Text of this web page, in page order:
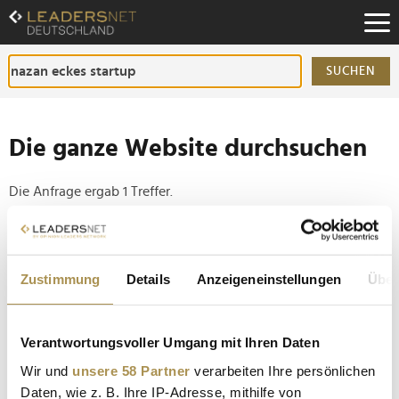
Zustimmung Details Anzeigeneinstellungen
Verantwortungsvoller Umgang mit Ihren Daten
Wir und unsere 58 Partner verarbeiten Ihre persönlichen
Daten, wie z. B. Ihre IP-Adresse, mithilfe von
Zum
Inhalt
Zur
Fußzeilen-
Navigation
SUCHEN
Die ganze Website durchsuchen
Die Anfrage ergab 1 Treffer.
Tipp
Seiten suchen, die genau diese Wortgruppe enthalten:
Nazan Eckes wird Markenbotschafterin von
pure.lyte